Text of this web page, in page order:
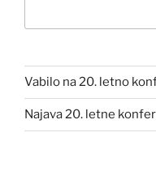
Vabilo na 20. letno
Najava 20. letne